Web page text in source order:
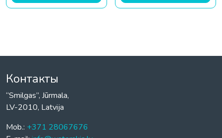
Контакты
“Smilgas”, Jūrmala,
LV-2010, Latvija
Mob.: +371 28067676